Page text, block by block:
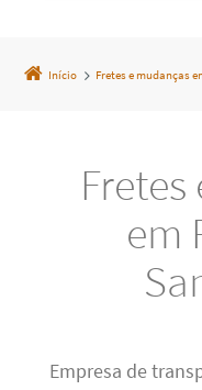
Início Fretes e mudanças
em
Empresa de